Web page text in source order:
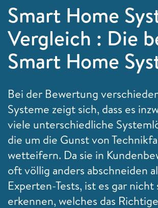
Smart Home
Vergleich : Die
Smart Home
Bei der Bewertung
Systeme zeigt sich, dass es
viele unterschiedliche
die um die Gunst von
wetteifern. Da sie in
oft völlig anders abschneiden
Experten-Tests, ist es gar nicht
erkennen, welches das